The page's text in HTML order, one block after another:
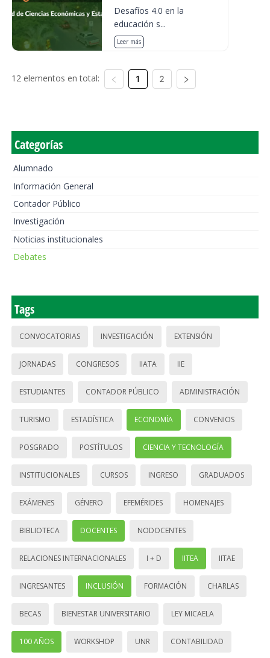
Desafíos 4.0 en la
educación s...
Leer más
12 elementos en total: 1 2
Categorías
Alumnado
Información General
Contador Público
Investigación
Noticias institucionales
Debates
Tags
CONVOCATORIAS INVESTIGACIÓN EXTENSIÓN
JORNADAS CONGRESOS IIATA IIE
ESTUDIANTES CONTADOR PÚBLICO ADMINISTRACIÓN
TURISMO ESTADÍSTICA ECONOMÍA CONVENIOS
POSGRADO POSTÍTULOS CIENCIA Y TECNOLOGÍA
INSTITUCIONALES CURSOS INGRESO GRADUADOS
EXÁMENES GÉNERO EFEMÉRIDES HOMENAJES
BIBLIOTECA DOCENTES NODOCENTES
RELACIONES INTERNACIONALES I + D IITEA IITAE
INGRESANTES INCLUSIÓN FORMACIÓN CHARLAS
BECAS BIENESTAR UNIVERSITARIO LEY MICAELA
100 AÑOS WORKSHOP UNR CONTABILIDAD